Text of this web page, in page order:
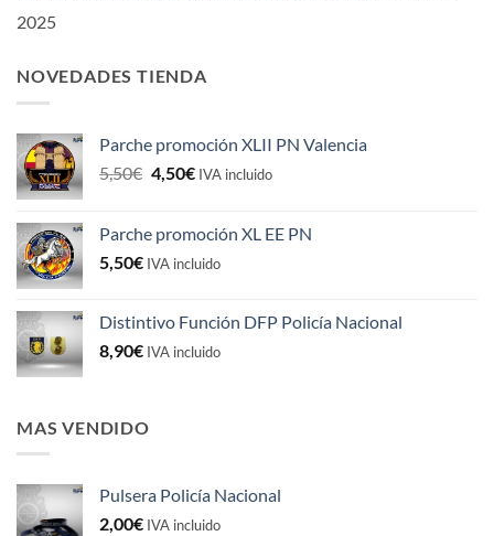
2025
NOVEDADES TIENDA
Parche promoción XLII PN Valencia
5,50€ El
era:
5,50€.
4,50€El
es:
4,50€.
IVA incluido
Parche promoción XL EE PN
5,50€ IVA incluido
Distintivo Función DFP Policía Nacional
8,90€ IVA incluido
MAS VENDIDO
Pulsera Policía Nacional
2,00€ IVA incluido